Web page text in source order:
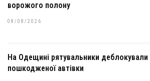
ворожого полону
08/08/2026
На Одещині рятувальники деблокували
пошкодженої автівки